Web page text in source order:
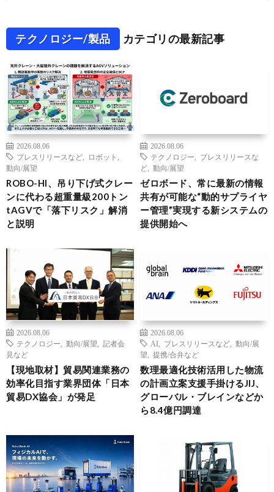
テクノロジー/製品 カテゴリの最新記事
2026.08.06
プレスリリースなど
ロボット
動向/展望
ROBO-HI、吊り下げ式クレー
ンに代わる超重量級200トン
tAGVで「落下リスク」解消
と説明
2026.08.06
テクノロジー
プレスリリースな
ど
動向/展望
ゼロボード、常に最新の情報
共有が可能な“動的サプライヤ
ー管理”実現する新システムの
提供開始へ
2026.08.06
テクノロジー
動向/展望
記者会
見など
【現地取材】貿易関連業務の
効率化目指す業界団体「日本
貿易DX協会」が発足
2026.08.06
AI
プレスリリースなど
動向/展
望
提携/合弁など
数理最適化技術活用した物流
の計画立案支援手掛けるJIJ、
グローバル・ブレインなどか
ら8.4億円調達